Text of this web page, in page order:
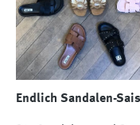
Endlich Sandalen-